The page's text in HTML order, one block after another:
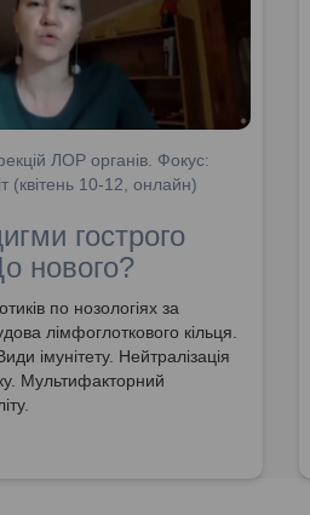
ЛОР органів. Фокус:
(квітень 10-12, онлайн)
гострого
нового?
по нозологіях за
лімфоглоткового кільця.
імунітету. Нейтралізація
Мультифакторний